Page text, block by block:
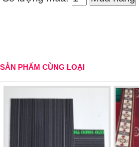
SẢN PHẨM CÙNG LOẠI